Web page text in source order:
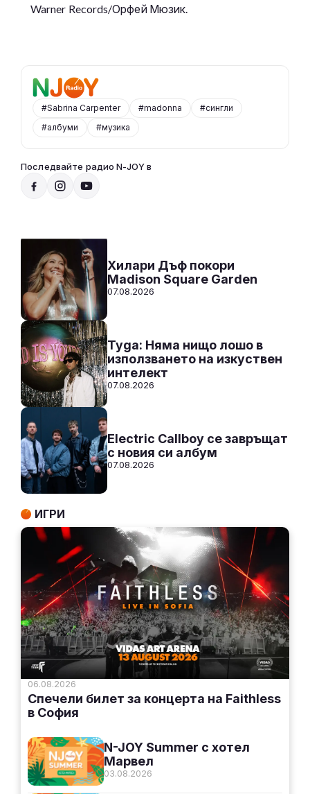
Warner Records/Орфей Мюзик.
#Sabrina Carpenter #madonna
#сингли
#албуми
#музика
Последвайте радио N-JOY в
СЛУШАЙ
00:00 - 12:00
Хилари Дъф покори
Madison Square Garden
07.08.2026
Tyga: Няма нищо лошо в
използването на изкуствен
интелект
07.08.2026
Electric Callboy се завръщат
с новия си албум
07.08.2026
ИГРИ
06.08.2026
Спечели билет за концерта на Faithless
в София
03.08.2026
N-JOY Summer с хотел
Марвел